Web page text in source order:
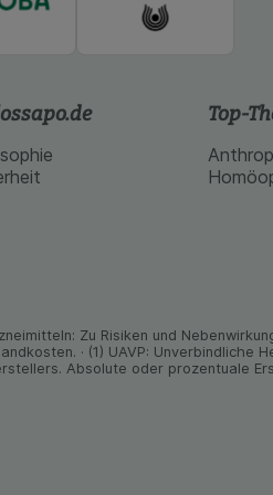
Top-
Zu Risiken und
· (1) UAVP: Unverbindliche
Absolute oder prozentuale